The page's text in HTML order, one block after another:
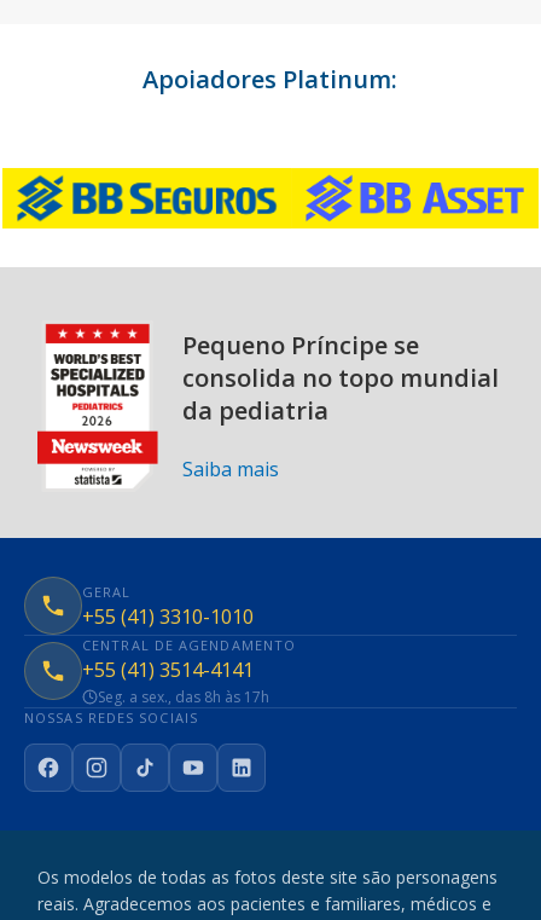
Apoiadores Platinum:
Pequeno Príncipe se
consolida no topo mundial
da pediatria
Saiba mais
GERAL
+55 (41) 3310-1010
CENTRAL DE AGENDAMENTO
+55 (41) 3514-4141
Seg. a sex., das 8h às 17h
NOSSAS REDES SOCIAIS
FacebookInstagram
TikTokYouTubeLinkedIn
Os modelos de todas as fotos deste site são personagens
reais. Agradecemos aos pacientes e familiares, médicos e